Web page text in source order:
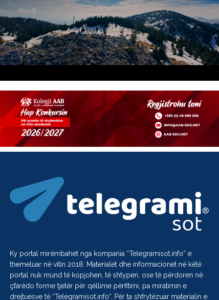
Ky portal mirëmbahet nga kompania “Telegramisot.info” e
themeluar në vitin 2018. Materialet dhe informacionet në këtë
portal nuk mund të kopjohen, të shtypen, ose të përdoren në
çfarëdo forme tjetër për qëllime përfitimi, pa miratimin e
drejtuesve të “Telegramisot.info“. Për ta shfrytëzuar materialin e